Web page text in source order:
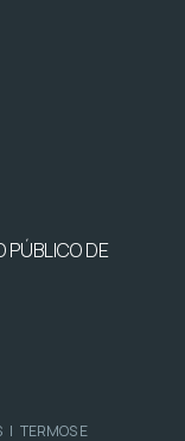
PÚBLICO DE
| TERMOS E